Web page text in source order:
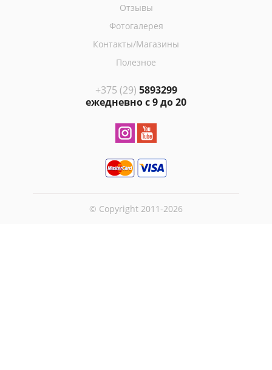
Отзывы
Фотогалерея
Контакты/Магазины
Полезное
+375 (29) 5893299
ежедневно с 9 до 20
© Copyright 2011-2026